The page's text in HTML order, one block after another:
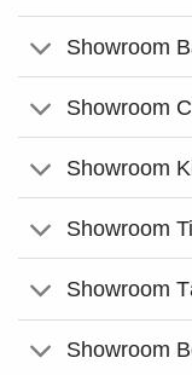
Showroom
Showroom
Showroom
Showroom
Showroom
Showroom